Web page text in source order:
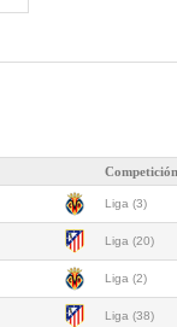
Competición
Liga (3)
Liga (20)
Liga (2)
Liga (38)